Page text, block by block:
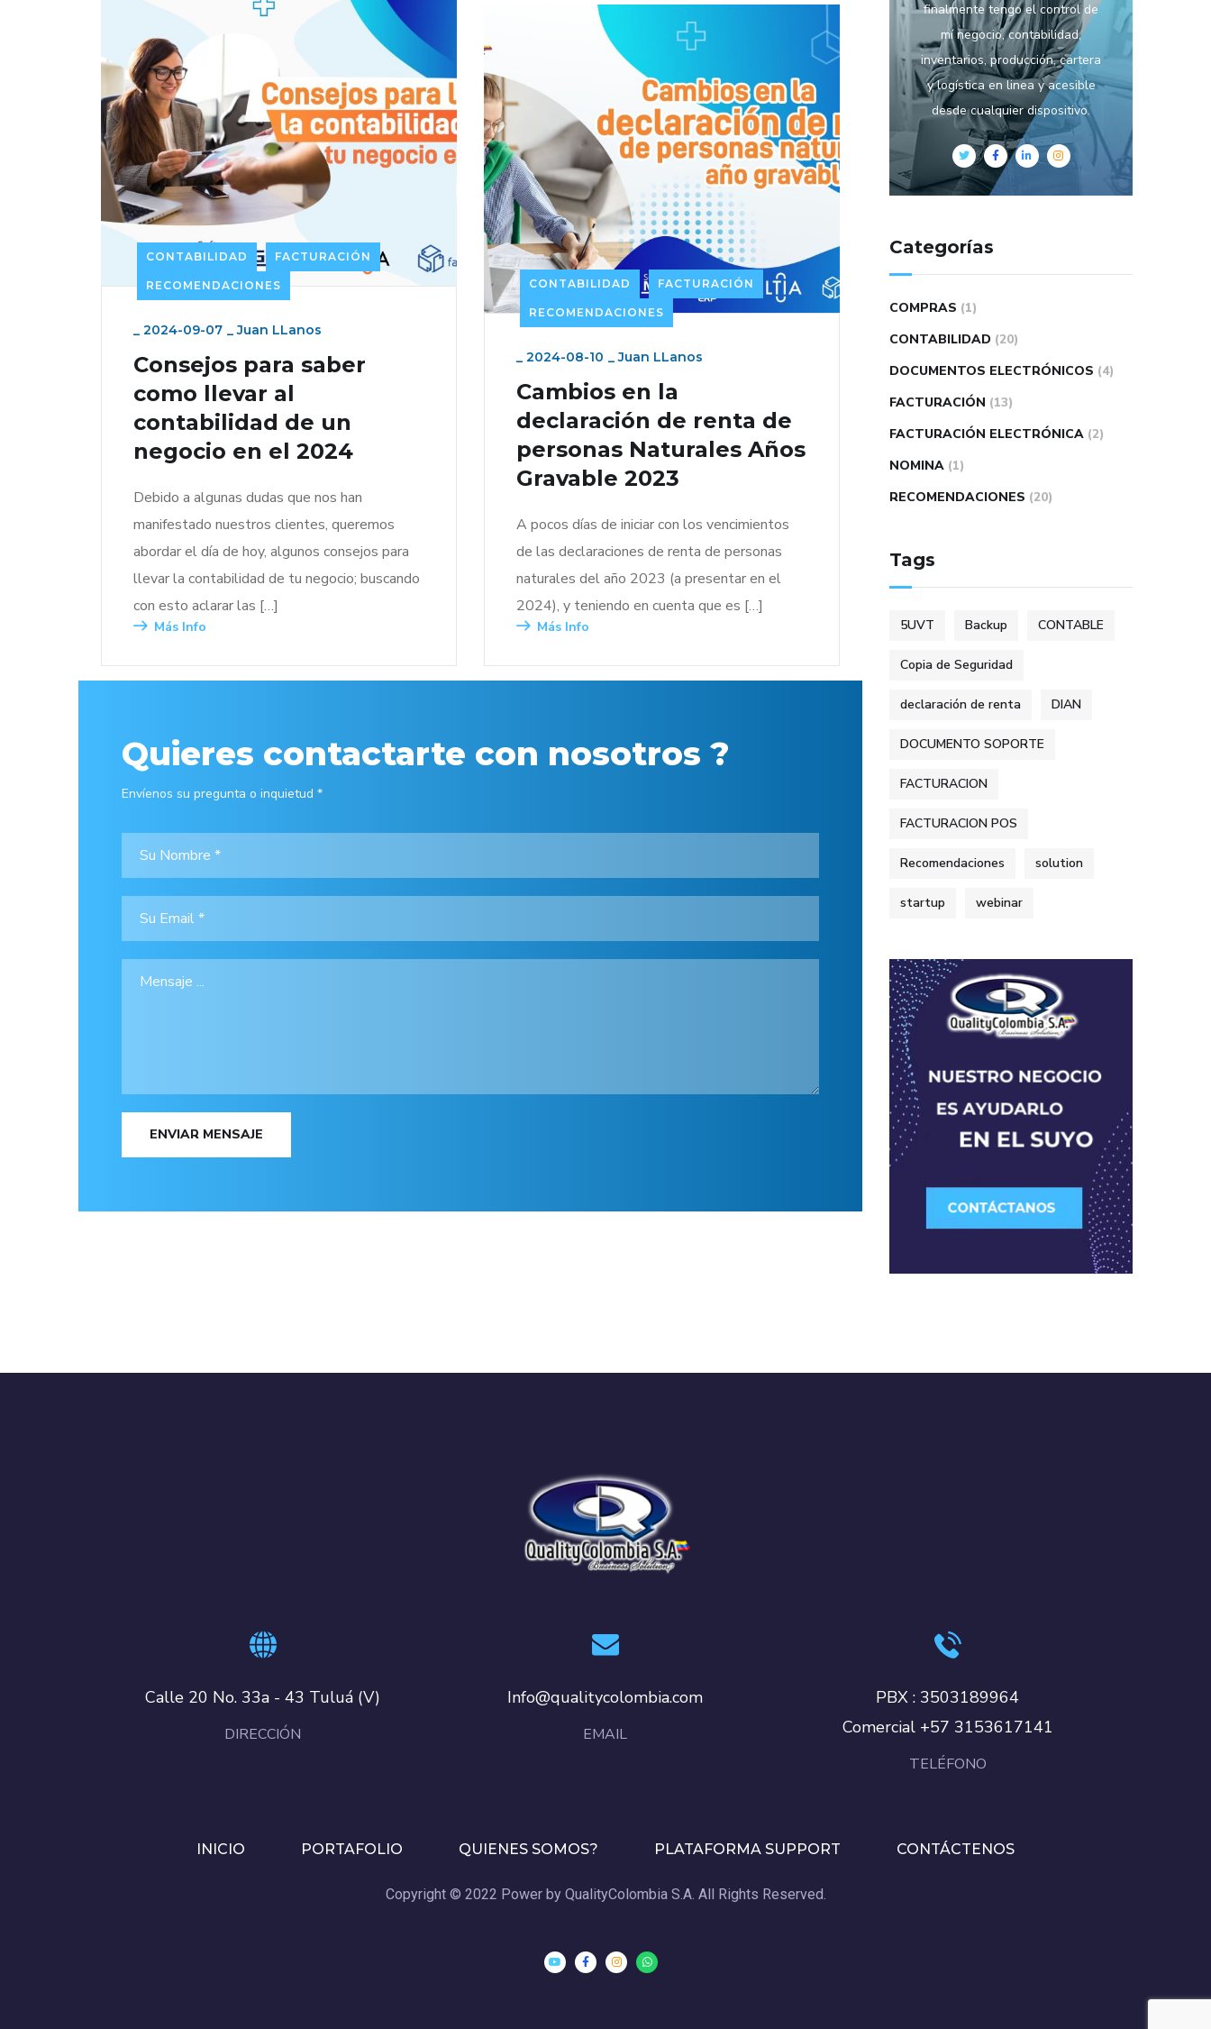
CONTABILIDAD FACTURACIÓN
RECOMENDACIONES
_ 2024-09-07 _Juan LLanos
Consejos para saber
como llevar al
contabilidad de un
negocio en el 2024
Debido a algunas dudas que nos han
manifestado nuestros clientes, queremos
abordar el día de hoy, algunos consejos para
llevar la contabilidad de tu negocio; buscando
con esto aclarar las […]
Más Info
CONTABILIDAD FACTURACIÓN
RECOMENDACIONES
_ 2024-08-10 _Juan LLanos
Cambios en la
declaración de renta de
personas Naturales Años
Gravable 2023
A pocos días de iniciar con los vencimientos
de las declaraciones de renta de personas
naturales del año 2023 (a presentar en el
2024), y teniendo en cuenta que es […]
Más Info
Quieres contactarte con nosotros ?
Envíenos su pregunta o inquietud *
ENVIAR MENSAJE
finalmente tengo el control de
mí negocio, contabilidad,
inventarios, producción, cartera
y logística en linea y acesible
desde cualquier dispositivo.
Categorías
COMPRAS (1)
CONTABILIDAD (20)
DOCUMENTOS ELECTRÓNICOS (4)
FACTURACIÓN (13)
FACTURACIÓN ELECTRÓNICA (2)
NOMINA (1)
RECOMENDACIONES (20)
Tags
5UVT Backup CONTABLE
Copia de Seguridad
declaración de renta DIAN
DOCUMENTO SOPORTE
FACTURACION
FACTURACION POS
Recomendaciones solution
startup webinar
Calle 20 No. 33a - 43 Tuluá (V)
DIRECCIÓN
Info@qualitycolombia.com
EMAIL
PBX : 3503189964
Comercial +57 3153617141
TELÉFONO
INICIO PORTAFOLIO QUIENES SOMOS? PLATAFORMA SUPPORT CONTÁCTENOS
Copyright © 2022 Power by QualityColombia S.A. All Rights Reserved.